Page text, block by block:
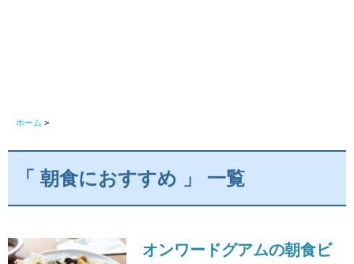
ホーム >
「 朝食におすすめ 」 一覧
オンワードグアムの朝食ビ